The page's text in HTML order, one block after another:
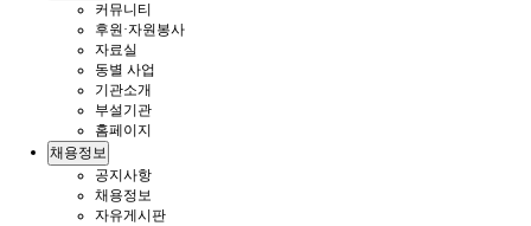
커뮤니티
후원·자원봉사
자료실
동별 사업
기관소개
부설기관
홈페이지
채용정보
공지사항
채용정보
자유게시판